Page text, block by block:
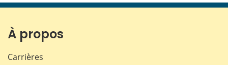
page page page page
À propos
Carrières